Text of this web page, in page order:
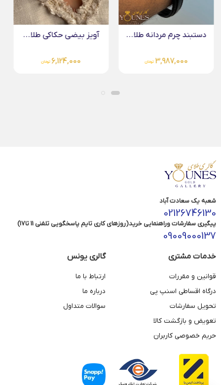
آویز بیضی حکاکی طلا...
6,124,000 تومان
دستبند چرم مردانه طلا...
4,267,000 تومان
شعبه یک سعادت آباد
02126746130
پیگیری سفارشات وراهنمایی خرید(روزهای کاری تایم پاسخگویی تلفنی 11 تا17)
09009000137
خدمات مشتری
قوانین و مقررات
درگاه اقساطی اسنپ پی
تحویل سفارشات
تعویض و بازگشت کالا
حریم خصوصی کاربران
گالری یونس
ارتباط با ما
درباره ما
سوالات متداول